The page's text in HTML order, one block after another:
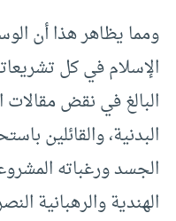
ومما يظاهر هذا أن
الإسلام في كل
البالغ في نقض مقالات
البدنية، والقائلين
الجسد ورغباته
الهندية والرهبانية